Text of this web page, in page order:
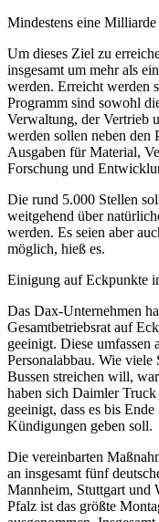
Mindestens eine
Um dieses Ziel zu
insgesamt um mehr als
werden. Erreicht werden
Programm sind sowohl
Verwaltung, der Vertrieb
werden sollen neben den
Ausgaben für Material,
Forschung und
Die rund 5.000 Stellen
weitgehend über
werden. Es seien aber
möglich, hieß es.
Einigung auf Eckpunkte
Das Dax-Unternehmen
Gesamtbetriebsrat auf
geeinigt. Diese umfassen
Personalabbau. Wie
Bussen streichen will,
haben sich Daimler
geeinigt, dass es bis
Kündigungen geben soll.
Die vereinbarten
an insgesamt fünf
Mannheim, Stuttgart und
Pfalz ist das größte